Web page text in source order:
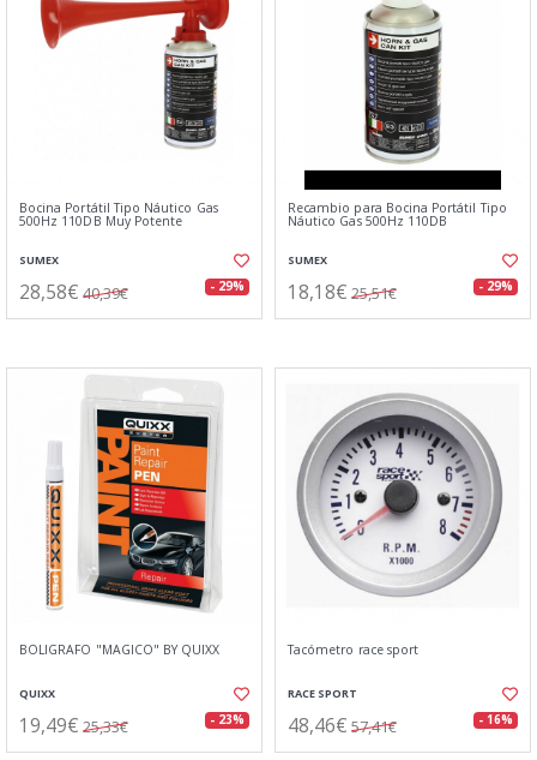
Bocina Portátil Tipo Náutico Gas
500Hz 110DB Muy Potente
SUMEX
28,58€ 40,39€ - 29%
Recambio para Bocina Portátil Tipo
Náutico Gas 500Hz 110DB
SUMEX
18,18€ 25,51€ - 29%
BOLIGRAFO "MAGICO" BY QUIXX
QUIXX
19,49€ 25,33€ - 23%
Tacómetro race sport
RACE SPORT
48,46€ 57,41€ - 16%